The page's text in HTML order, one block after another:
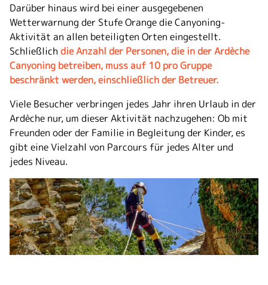
Darüber hinaus wird bei einer ausgegebenen
Wetterwarnung der Stufe Orange die Canyoning-
Aktivität an allen beteiligten Orten eingestellt.
Schließlich die Anzahl der Personen, die in der Ardèche
Canyoning betreiben, muss auf 10 pro Gruppe
beschränkt werden, einschließlich der Betreuer.
Viele Besucher verbringen jedes Jahr ihren Urlaub in der
Ardèche nur, um dieser Aktivität nachzugehen: Ob mit
Freunden oder der Familie in Begleitung der Kinder, es
gibt eine Vielzahl von Parcours für jedes Alter und
jedes Niveau.